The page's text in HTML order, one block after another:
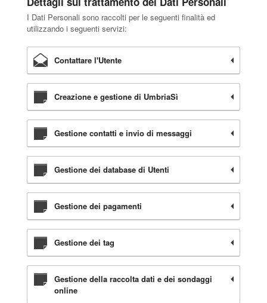
I Dati Personali sono raccolti per le seguenti finalità ed
utilizzando i seguenti servizi:
Contattare l'Utente
Creazione e gestione di UmbriaSì
Gestione contatti e invio di messaggi
Gestione dei database di Utenti
Gestione dei pagamenti
Gestione dei tag
Gestione della raccolta dati e dei sondaggi
online